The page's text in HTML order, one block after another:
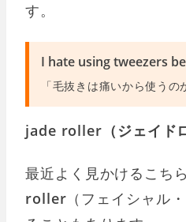
す。
I hate using tweezers
「毛抜きは痛いから使うの
jade roller（ジェイド
最近よく見かけるこちら
roller （フェイシャル